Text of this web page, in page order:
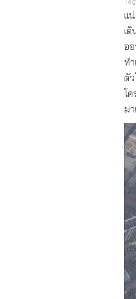
แ
เ
อ
ท
ตั
โ
ม